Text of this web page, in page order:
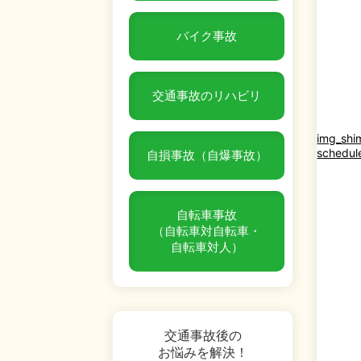
バイク事故
交通事故のリハビリ
自損事故（自爆事故）
自転車事故
（自転車対自転車・
自転車対人）
交通事故後の
お悩みを解決！